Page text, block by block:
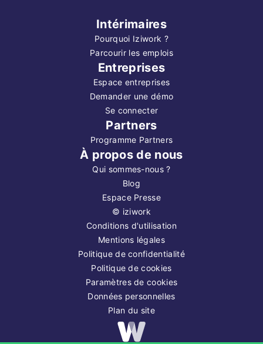
Intérimaires
Pourquoi Iziwork ?
Parcourir les emplois
Entreprises
Espace entreprises
Demander une démo
Se connecter
Partners
Programme Partners
À propos de nous
Qui sommes-nous ?
Blog
Espace Presse
© iziwork
Conditions d'utilisation
Mentions légales
Politique de confidentialité
Politique de cookies
Paramètres de cookies
Données personnelles
Plan du site